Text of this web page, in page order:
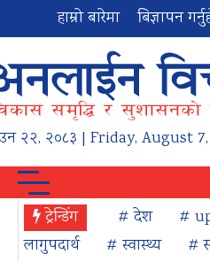
हाम्रो बारेमा बिज्ञापन
२२, २०८३ | Friday, August 7,
ट्रेन्डिंग # देश #
लागुपदार्थ
# स्वास्थ्य #